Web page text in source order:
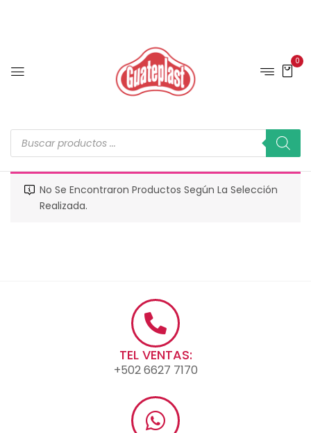
0
No Se Encontraron Productos Según La Selección
Realizada.
TEL VENTAS:
+502 6627 7170